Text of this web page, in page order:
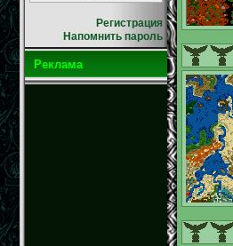
Регистрация
Напомнить пароль
Реклама